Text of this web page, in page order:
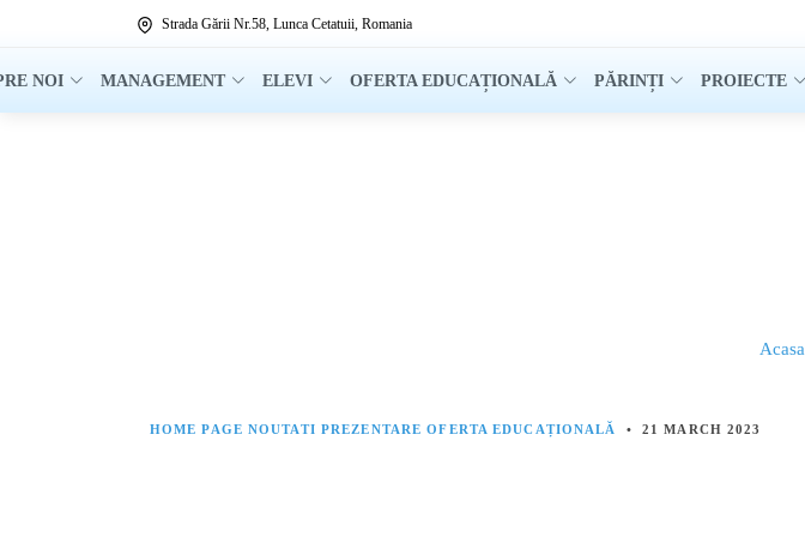
Strada Gării Nr.58, Lunca Cetatuii, Romania
NOI MANAGEMENT ELEVI OFERTA EDUCAȚIONALĂ PĂRINȚI PROIECTE
Acasa
HOME PAGE NOUTATI PREZENTARE OFERTA EDUCAȚIONALĂ • 21 MARCH 2023